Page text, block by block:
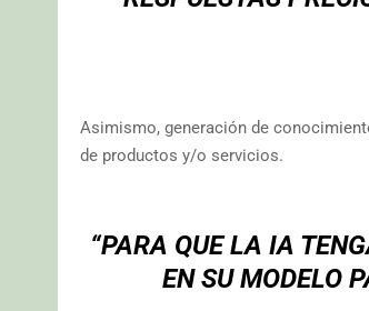
Asimismo, generación de
de productos y/o servicios.
“PARA QUE LA IA
EN SU MODELO